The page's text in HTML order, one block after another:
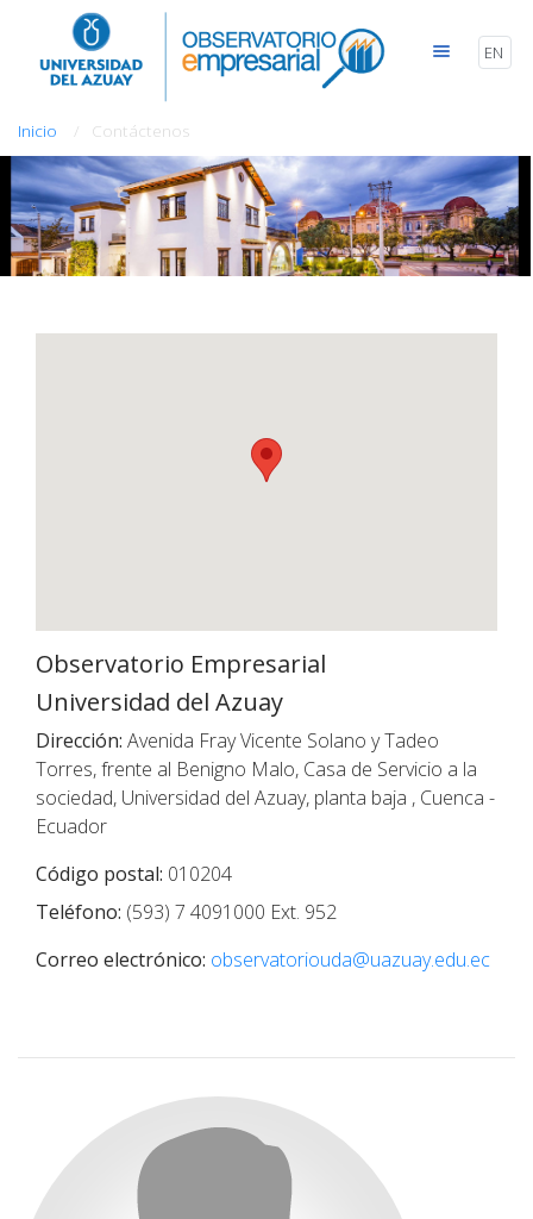
EN
Inicio Contáctenos
Observatorio Empresarial
Universidad del Azuay
Dirección: Avenida Fray Vicente Solano y Tadeo
Torres, frente al Benigno Malo, Casa de Servicio a la
sociedad, Universidad del Azuay, planta baja , Cuenca -
Ecuador
Código postal: 010204
Teléfono: (593) 7 4091000 Ext. 952
Correo electrónico: observatoriouda@uazuay.edu.ec